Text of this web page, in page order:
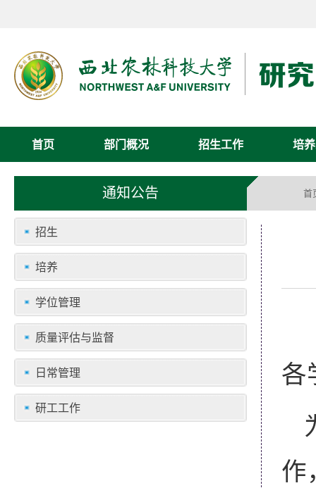
首页 部门概况 招生工作 培
通知公告 首
招生
培养
学位管理
质量评估与监督
日常管理
研工工作
各
作